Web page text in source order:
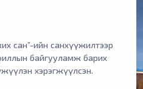
сан”-ийн санхүүжилтээр
байгууламж барих
хэрэгжүүлсэн.